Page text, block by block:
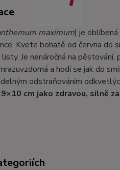
maximum) je
Kvete bohatě od června do
Je nenáročná na
a hodí se jak do
odstraňováním
cm jako zdravou, silně